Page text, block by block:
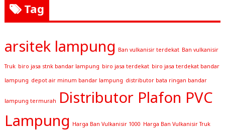
Tag
arsitek lampung Ban vulkanisir terdekat Ban vulkanisir
Truk biro jasa stnk bandar lampung biro jasa terdekat biro jasa terdekat bandar
lampung depot air minum bandar lampung distributor bata ringan bandar
lampung termurah
Distributor Plafon PVC
Lampung Harga Ban Vulkanisir 1000 Harga Ban Vulkanisir Truk